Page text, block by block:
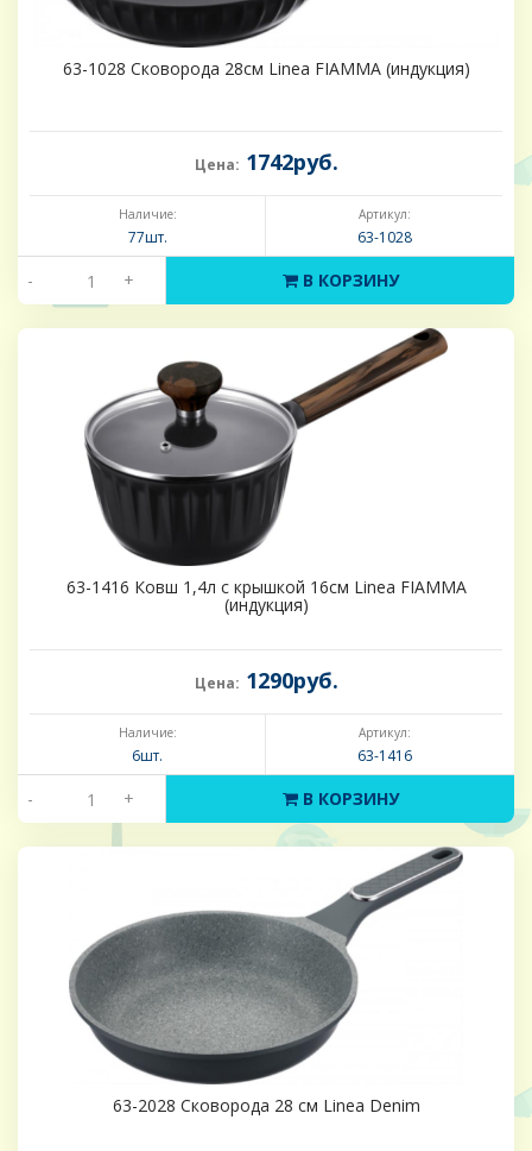
63-1028 Сковорода 28см Linea FIAMMA (индукция)
Цена: 1742руб.
Наличие:
77шт.
Артикул:
63-1028
- + В КОРЗИНУ
63-1416 Ковш 1,4л с крышкой 16см Linea FIAMMA
(индукция)
Цена: 1290руб.
Наличие:
6шт.
Артикул:
63-1416
- + В КОРЗИНУ
63-2028 Сковорода 28 см Linea Denim